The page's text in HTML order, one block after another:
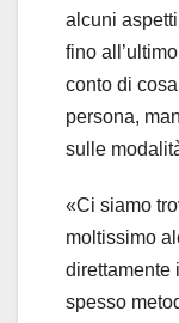
alcuni
fino
conto di
persona,
sulle
«Ci siamo
moltissimo
direttamente
spesso